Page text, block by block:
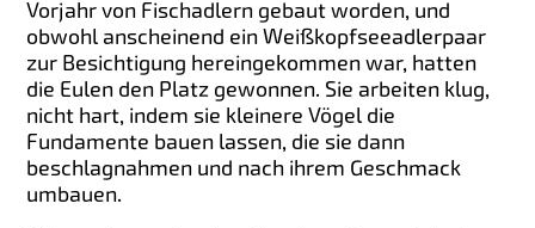
Vorjahr von Fischadlern gebaut worden, und
obwohl anscheinend ein Weißkopfseeadlerpaar
zur Besichtigung hereingekommen war, hatten
die Eulen den Platz gewonnen. Sie arbeiten klug,
nicht hart, indem sie kleinere Vögel die
Fundamente bauen lassen, die sie dann
beschlagnahmen und nach ihrem Geschmack
umbauen.